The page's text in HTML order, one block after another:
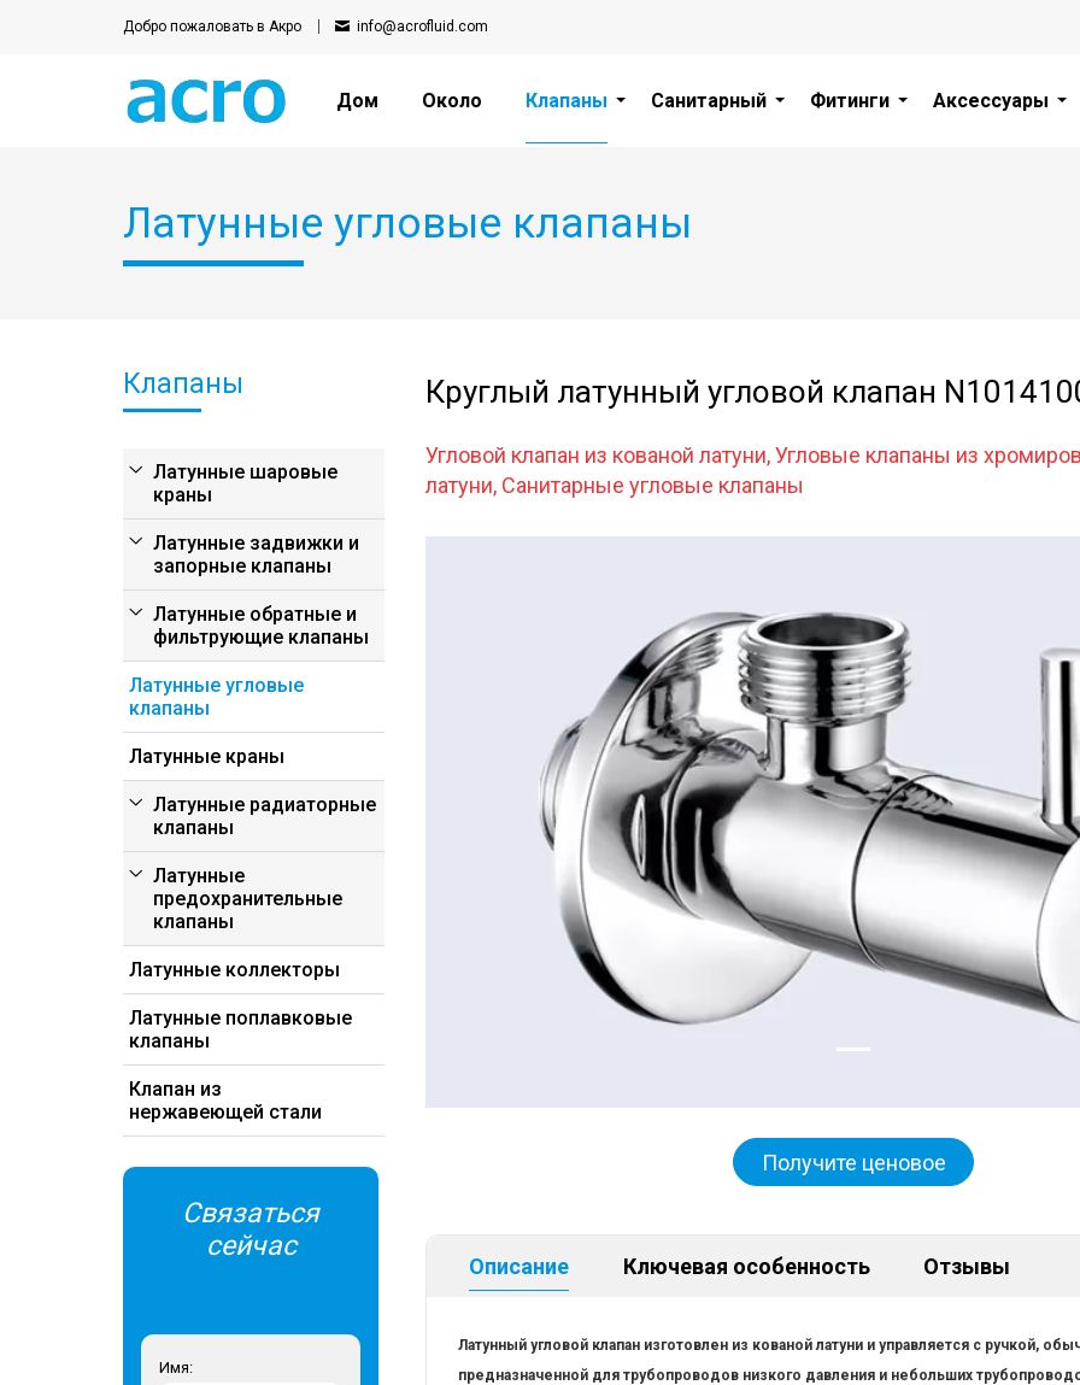
Добро пожаловать в Акро info@acrofluid.com
Дом Около Клапаны Санитарный Фитинги Аксессуары
Латунные угловые клапаны
Клапаны
Латунные шаровые
краны
Латунные задвижки и
запорные клапаны
Латунные обратные и
фильтрующие клапаны
Латунные угловые
клапаны
Латунные краны
Латунные радиаторные
клапаны
Латунные
предохранительные
клапаны
Латунные коллекторы
Латунные поплавковые
клапаны
Клапан из
нержавеющей стали
Связаться
сейчас
Имя:
Круглый латунный угловой клапан
Угловой клапан из кованой латуни, Угловые клапаны из
латуни, Санитарные угловые клапаны
Получите ценовое
Описание Ключевая особенность Отзывы
Латунный угловой клапан изготовлен из кованой латуни и управляется с ручкой,
предназначенной для трубопроводов низкого давления и небольших